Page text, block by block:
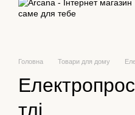
Головна Товари для дому
тлі